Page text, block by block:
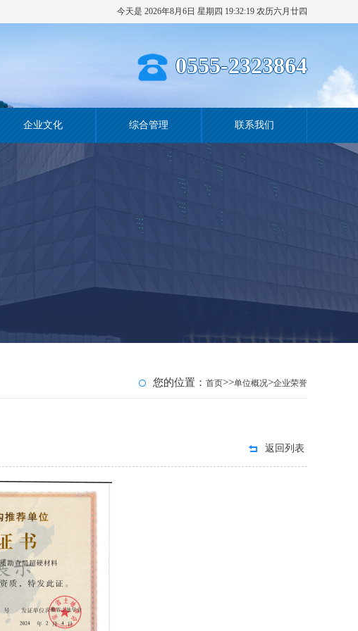
今天是 2026年8月6日 星期四 19:32:20 农历六月廿四
0555-2323864
企业文化 综合管理 联系我们
您的位置： 首页>>单位概况>企业荣誉
返回列表